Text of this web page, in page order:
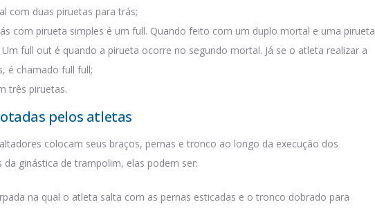
com duas piruetas para trás;
com pirueta simples é um full. Quando feito com um duplo mortal e uma pirueta
full out é quando a pirueta ocorre no segundo mortal. Já se o atleta realizar a
é chamado full full;
três piruetas.
pelos atletas
colocam seus braços, pernas e tronco ao longo da execução dos
da ginástica de trampolim, elas podem ser:
na qual o atleta salta com as pernas esticadas e o tronco dobrado para